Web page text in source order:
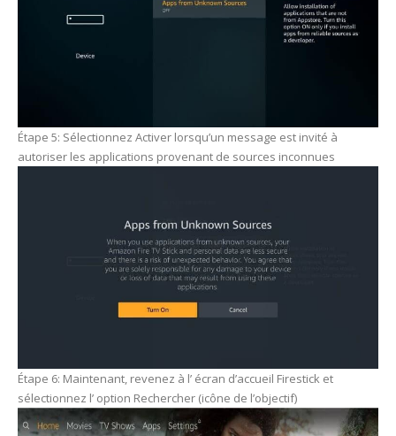
Étape 5: Sélectionnez Activer lorsqu’un message est invité à
autoriser les applications provenant de sources inconnues
Étape 6: Maintenant, revenez à l’ écran d’accueil Firestick et
sélectionnez l’ option Rechercher (icône de l’objectif)